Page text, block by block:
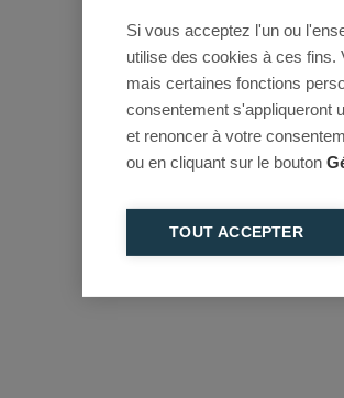
Si vous acceptez l'un ou
utilise des cookies à ces fins.
mais certaines fonctions
consentement s'appliqueront
et renoncer à votre
ou en cliquant sur le bouton
TOUT ACCEPTER